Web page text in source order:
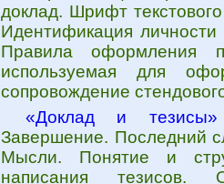
доклад. Шрифт
Идентификация
Правила оформления
используемая для
сопровождение
«Доклад и тезисы»
Завершение. Последний
Мысли. Понятие и
написания тезисов.